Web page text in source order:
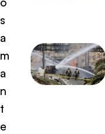
s
a
m
a
n
t
e